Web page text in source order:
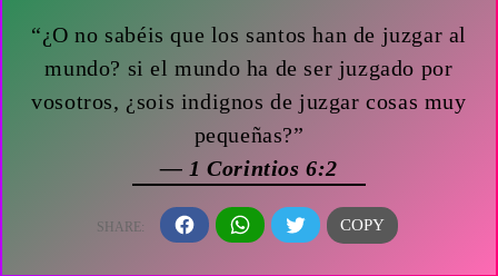
“¿O no sabéis que los santos han de juzgar al
mundo? si el mundo ha de ser juzgado por
vosotros, ¿sois indignos de juzgar cosas muy
pequeñas?”
— 1 Corintios 6:2